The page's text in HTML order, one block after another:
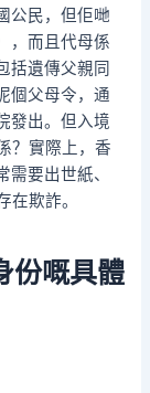
公民，但佢哋
，而且代母係
括遺傳父親同
個父母令，通
發出。但入境
？實際上，香
要出世紙、
在欺詐。
份嘅具體